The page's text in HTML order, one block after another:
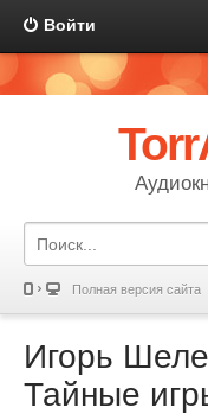
Войти
Полная версия сайта
Игорь
Тайные